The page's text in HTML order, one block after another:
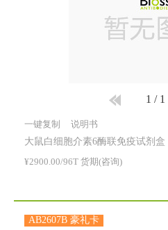
1 / 1
一键复制 说明书
大鼠白细胞介素6酶联免疫试剂盒
¥2900.00/96T 货期(咨询)
AB2607B 豪礼卡